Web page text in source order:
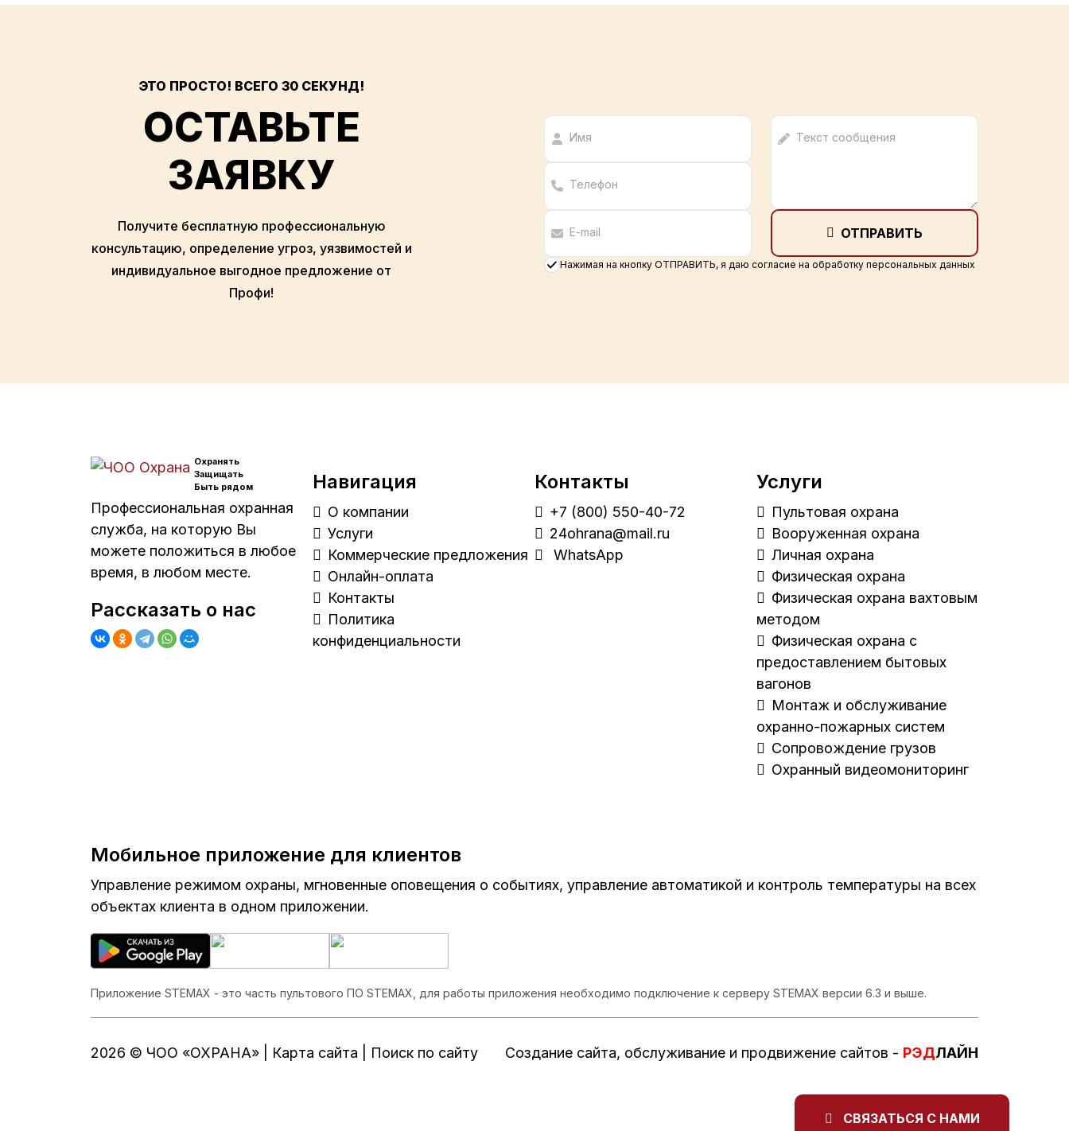
СВЯЗАТЬСЯ С НАМИ
ЭТО ПРОСТО! ВСЕГО 30 СЕКУНД!
ОСТАВЬТЕ
ЗАЯВКУ
Получите бесплатную профессиональную
консультацию, определение угроз, уязвимостей и
индивидуальное выгодное предложение от
Профи!
ОТПРАВИТЬ
Нажимая на кнопку ОТПРАВИТЬ, я даю согласие на обработку персональных данных
Охранять
Защищать
Быть рядом
Профессиональная охранная
служба, на которую Вы
можете положиться в любое
время, в любом месте.
Рассказать о нас
Навигация
О компании
Услуги
Коммерческие предложения
Онлайн-оплата
Контакты
Политика
конфиденциальности
Контакты
+7 (800) 550-40-72
24ohrana@mail.ru
WhatsApp
Услуги
Пультовая охрана
Вооруженная охрана
Личная охрана
Физическая охрана
Физическая охрана вахтовым
методом
Физическая охрана с
предоставлением бытовых
вагонов
Монтаж и обслуживание
охранно-пожарных систем
Сопровождение грузов
Охранный видеомониторинг
Мобильное приложение для клиентов
Управление режимом охраны, мгновенные оповещения о событиях, управление автоматикой и контроль температуры на всех
объектах клиента в одном приложении.
Приложение STEMAX - это часть пультового ПО STEMAX, для работы приложения необходимо подключение к серверу STEMAX версии 6.3 и выше.
2026 © ЧОО «ОХРАНА» | Карта сайта Поиск по сайту Создание сайта, обслуживание и продвижение сайтов - РЭДЛАЙН